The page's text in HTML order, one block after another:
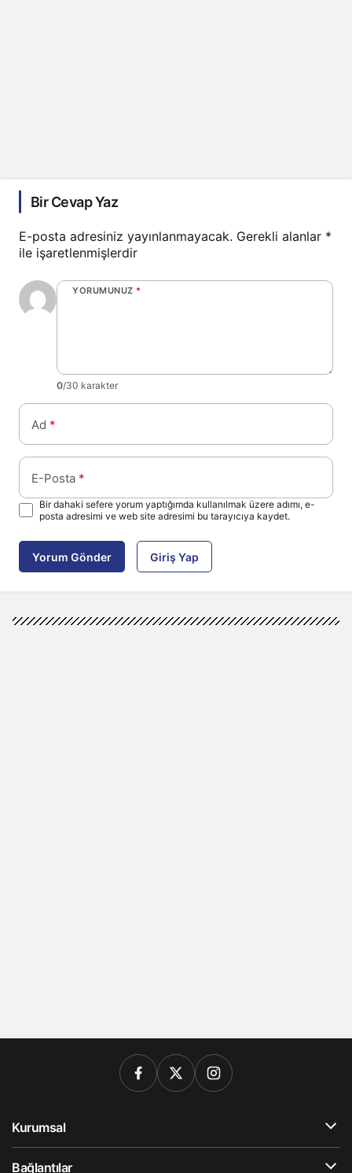
Bir Cevap Yaz
E-posta adresiniz yayınlanmayacak. Gerekli alanlar *
ile işaretlenmişlerdir
YORUMUNUZ *
0/30 karakter
Ad *
E-Posta *
Bir dahaki sefere yorum yaptığımda kullanılmak üzere adımı, e-
posta adresimi ve web site adresimi bu tarayıcıya kaydet.
Yorum Gönder Giriş Yap
Kurumsal
Bağlantılar